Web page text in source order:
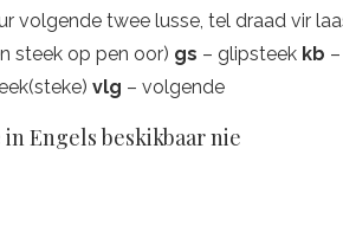
volgende twee lusse, tel draad vir
steek op pen oor) gs – glipsteek kb
vlg – volgende
Engels beskikbaar nie